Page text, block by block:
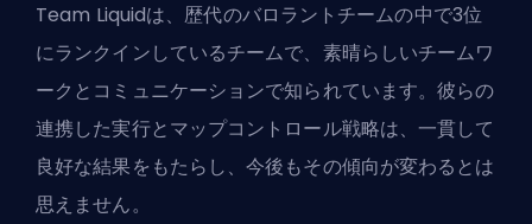
Team Liquidは、歴代のバロラントチームの中で3位
にランクインしているチームで、素晴らしいチームワ
ークとコミュニケーションで知られています。彼らの
連携した実行とマップコントロール戦略は、一貫して
良好な結果をもたらし、今後もその傾向が変わるとは
思えません。